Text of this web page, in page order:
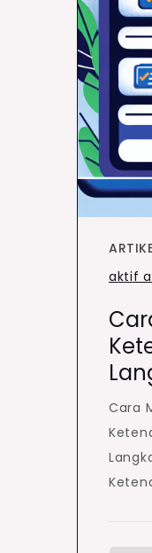
aktif
Cara